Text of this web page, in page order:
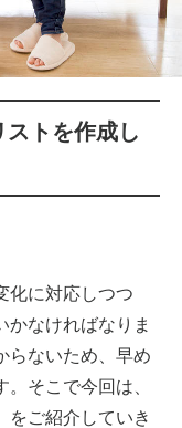
トを作成し
化に対応しつつ
かなければなりま
らないため、早め
そこで今回は、
をご紹介していき